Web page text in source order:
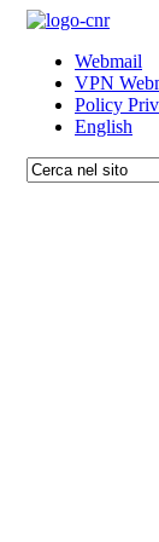
Webmail
VPN
Policy
English